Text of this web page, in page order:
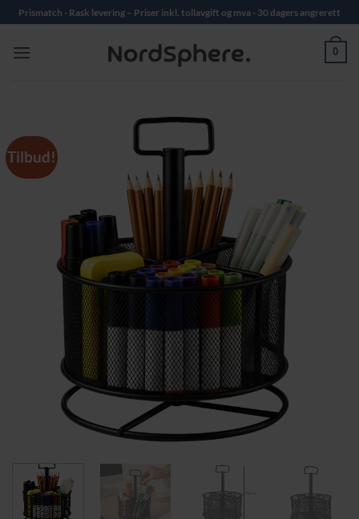
Skip
to
content
Prismatch - Rask levering – Priser inkl. tollavgift og mva - 30 dagers angrerett
0
Tilbud!